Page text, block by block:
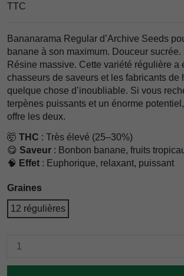
TTC
Bananarama Regular d’Archive Seeds
banane à son maximum. Douceur
Résine massive. Cette variété régulière a
chasseurs de saveurs et les fabricants de
quelque chose d’inoubliable. Si vous
terpènes puissants et un énorme
offre les deux.
🤯 THC : Très élevé (25–30%)
😋 Saveur : Bonbon banane, fruits
🧠 Effet : Euphorique, relaxant, puissant
Graines
12 régulières